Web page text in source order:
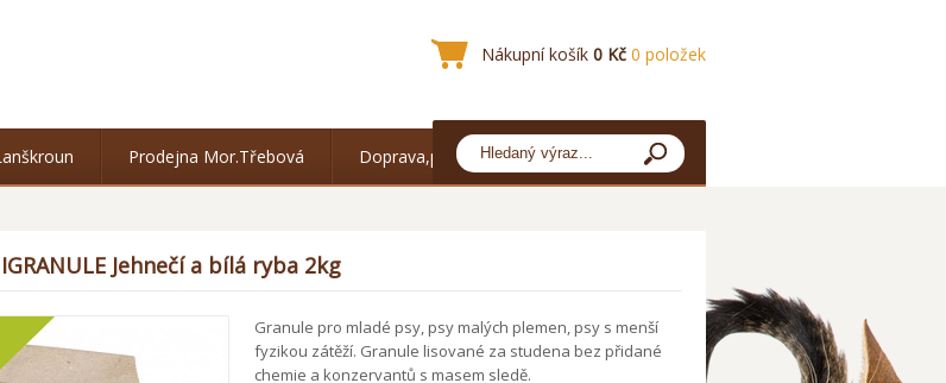
Nákupní košík 0 Kč 0 položek
Prodejna Mor.Třebová Doprava,platba
Jehnečí a bílá ryba 2kg
Granule pro mladé psy, psy malých plemen, psy s menší
fyzikou zátěží. Granule lisované za studena bez přidané
chemie a konzervantů s masem sledě.